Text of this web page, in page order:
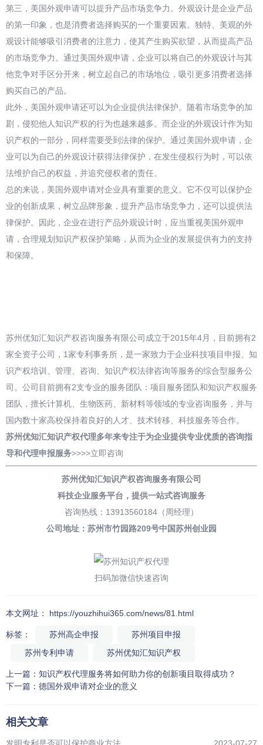
第三，美国外观申请可以提升产品市场竞争力。外观设计是企业产品
的第一印象，也是消费者选择购买的一个重要因素。独特、美观的外
观设计能够吸引消费者的注意力，使其产生购买欲望，从而提高产品
的市场竞争力。通过美国外观申请，企业可以将自己的外观设计与其
他竞争对手区分开来，树立起自己的市场地位，吸引更多消费者选择
购买自己的产品。
此外，美国外观申请还可以为企业提供法律保护。随着市场竞争的加
剧，侵犯他人知识产权的行为也越来越多。而企业的外观设计作为知
识产权的一部分，同样需要受到法律的保护。通过美国外观申请，企
业可以为自己的外观设计获得法律保护，在发生侵权行为时，可以依
法维护自己的权益，并追究侵权者的责任。
总的来说，美国外观申请对企业具有重要的意义。它不仅可以保护企
业的创新成果，树立品牌形象，提升产品市场竞争力，还可以提供法
律保护。因此，企业在进行产品外观设计时，应当重视美国外观申
请，合理规划知识产权保护策略，从而为企业的发展提供有力的支持
和保障。
苏州优知汇知识产权咨询服务有限公司成立于2015年4月，目前拥有2
家全资子公司，1家专利事务所，是一家致力于企业科技项目申报、知
识产权培训、管理、咨询、知识产权法律咨询等服务的综合型服务公
司。公司目前拥有2支专业的服务团队：项目服务团队和知识产权服务
团队，擅长计算机、生物医药、新材料等领域的专业咨询服务，并与
国内数十家高校保持着良好的人才、技术转移、科技服务等合作。
苏州优知汇知识产权代理多年来专注于为企业提供专业优质的咨询指
导和代理申报 服务>>>>立即咨询
苏州优知汇知识产权咨询服务有限公司
科技企业服务平台， 提供一站式咨询服务
咨询热线：13913560184（周经理）
公司地址：苏州市竹园路209号中国苏州创业园
扫码加微信快速咨询
本文网址： https://youzhihui365.com/news/81.html
标签： 苏州高企申报
苏州项目申报
苏州专利申请
苏州优知汇知识产权
上一篇： 知识产权代理服务将如何助力你的创新项目取得成功？
下一篇： 德国外观申请对企业的意义
相关文章